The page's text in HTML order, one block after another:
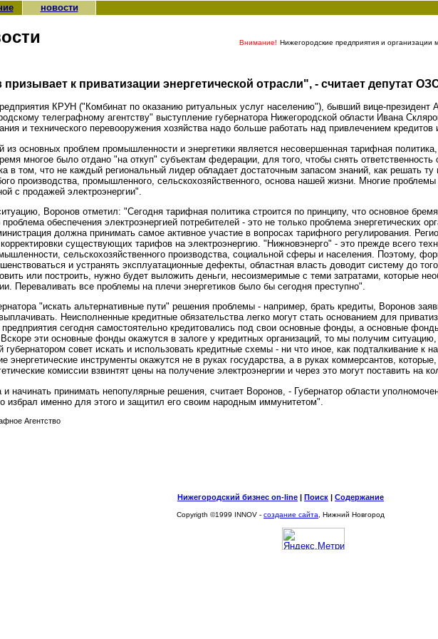
новости
Внимание! Нижегородские предприятия и организации
к приватизации энергетической отрасли", - считает депутат
КРУН ("Комбинат по оказанию ритуальных услуг населению"), бывший вице-
телеграфному агентству" выступление губернатора Нижегородской области Ивана
и технического перевооружения хозяйства надо больше работать над привлечением
из основных проблем промышленности и энергетики является несовершенная тарифная
многое было отдано "на откуп" субъектам федерации, для того, чтобы снять
в том, что не каждый региональный лидер обладает достаточным запасом знаний, как решать
производства, промышленного, сельскохозяйственного, основа нашей жизни. Многие
с продажей электроэнергии".
Воронов отметил: "Сегодня тарифная политика строится по принципу, что основное
обеспечения электроэнергией потребителей - это не только проблема энергетических
должна принимать самое активное участие в вопросах тарифного регулирования.
существующих тарифов на электроэнергию. "Нижновэнерго" - это прежде всего
сельскохозяйственного производства, социальной сферы и населения. Поэтому,
и устранять эксплуатационные дефекты, областная власть доводит систему до
или построить, нужно будет выложить деньги, несоизмеримые с теми затратами, которые
Переваливать все проблемы на плечи энергетиков было бы сегодня преступно".
"искать альтернативные пути" решения проблемы - например, брать кредиты, Воронов
Неисполненные кредитные обязательства легко могут стать основанием для
предприятия сегодня самостоятельно кредитовались под свои основные фонды, а основные
Вскоре эти основные фонды окажутся в залоге у кредитных организаций, то мы получим
совет искать и использовать кредитные схемы - ни что иное, как подталкивание к
энергетические инструменты окажутся не в руках государства, а в руках коммерсантов,
комиссии взвинтят цены на получение электроэнергии и через это могут поставить на
начинать принимать непопулярные решения, считает Воронов, - Губернатор области
избрал именно для этого и защитил его своим народным иммунитетом".
Агентство
Нижегородский бизнес on-line | Поиск | Содержание
Copyrigth ©1999 INNOV - создание сайта , Нижний Новгород